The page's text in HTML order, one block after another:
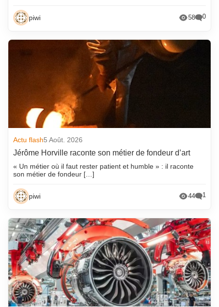
piwi 58 0
Actu flash5 Août. 2026
Jérôme Horville raconte son métier de fondeur d’art
« Un métier où il faut rester patient et humble » : il raconte
son métier de fondeur […]
piwi 44 1